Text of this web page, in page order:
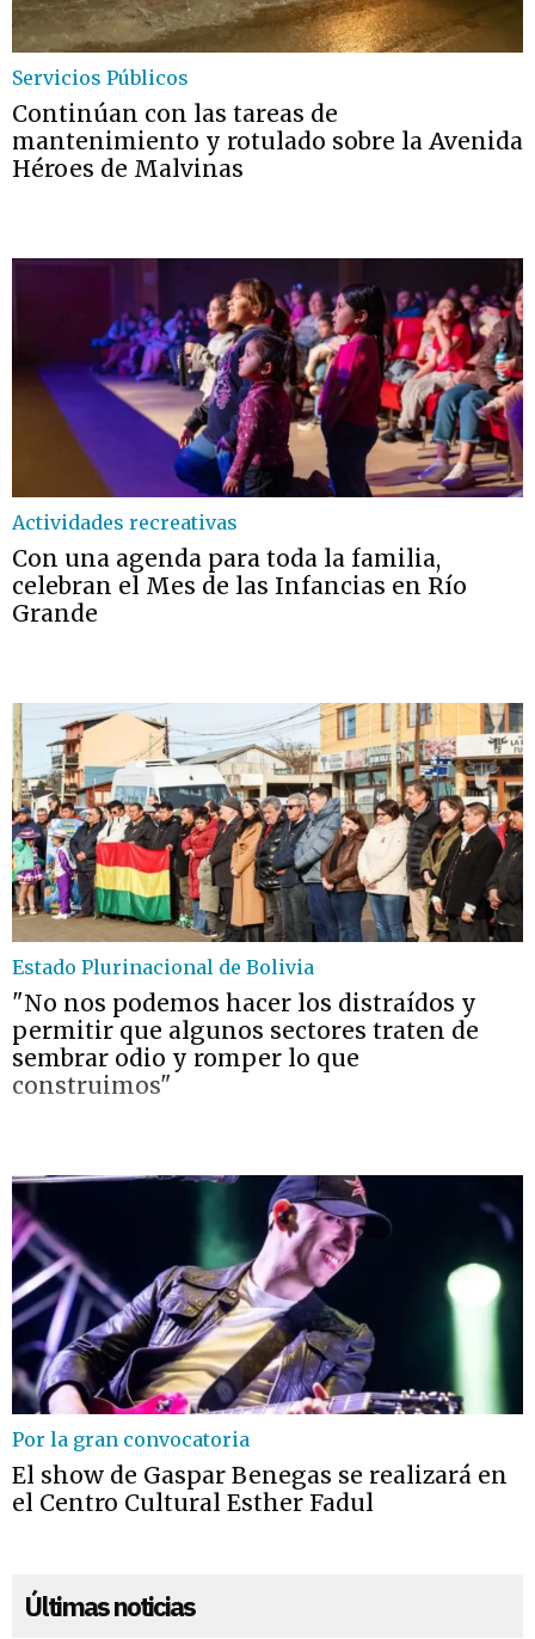
Servicios Públicos
Continúan con las tareas de
mantenimiento y rotulado sobre la Avenida
Héroes de Malvinas
Actividades recreativas
Con una agenda para toda la familia,
celebran el Mes de las Infancias en Río
Grande
Estado Plurinacional de Bolivia
"No nos podemos hacer los distraídos y
permitir que algunos sectores traten de
sembrar odio y romper lo que
construimos"
Por la gran convocatoria
El show de Gaspar Benegas se realizará en
el Centro Cultural Esther Fadul
Últimas noticias